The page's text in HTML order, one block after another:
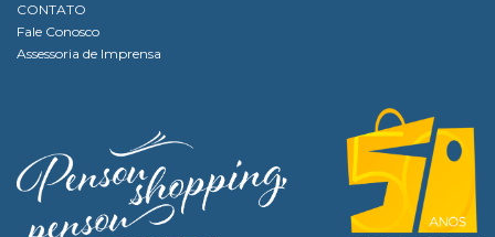
CONTATO
Fale Conosco
Assessoria de Imprensa